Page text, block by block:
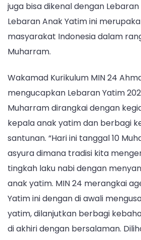
Yatim
juga bisa dikenal dengan Lebaran
Lebaran Anak Yatim ini
masyarakat Indonesia dalam
Muharram.
Wakamad Kurikulum MIN 24
mengucapkan Lebaran Yatim
Muharram dirangkai dengan
kepala anak yatim dan berbagi
santunan. “Hari ini tanggal 10
asyura dimana tradisi kita
tingkah laku nabi dengan
anak yatim. MIN 24 merangkai
Yatim ini dengan di awali
yatim, dilanjutkan berbagi
di akhiri dengan bersalaman.